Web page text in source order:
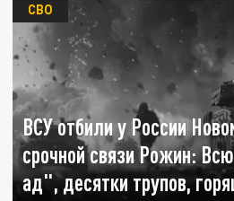
ВСУ отбили у России
срочной связи Рожин:
ад", десятки трупов,
СВО